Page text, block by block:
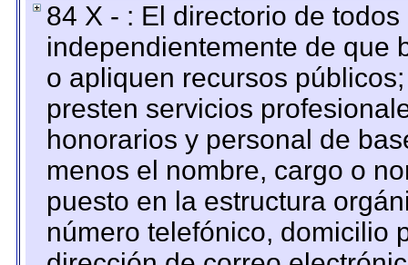
84 X - : El directorio de
independientemente de que
o apliquen recursos
presten servicios
honorarios y personal de
menos el nombre, cargo o
puesto en la estructura
número telefónico, domicilio